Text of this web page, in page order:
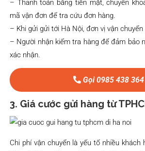
– Thanh toán bằng tiền mặt, chuyển
mã vận đơn để tra cứu đơn hàng.
– Khi gửi gửi tới Hà Nội, đơn vị vận
– Người nhận kiểm tra hàng để đảm bảo
xác nhận.
Gọi 0985 438 364
3. Giá cước gửi hàng từ
Chi phí vận chuyển là yếu tố nhiều khách